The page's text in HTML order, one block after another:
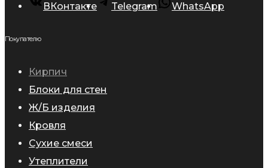
ВКонтакте Telegram WhatsApp
Покупателю
Кирпич
Блоки для стен
Ж/Б изделия
Кровля
Сухие смеси
Утеплители